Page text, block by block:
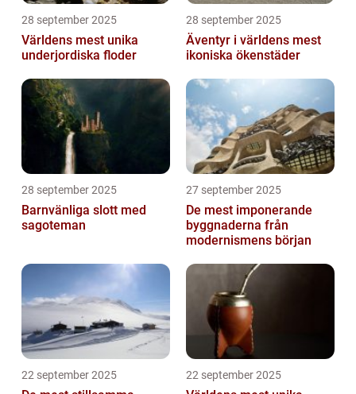
28 september 2025
Världens mest unika
underjordiska floder
28 september 2025
Äventyr i världens mest
ikoniska ökenstäder
28 september 2025
Barnvänliga slott med
sagoteman
27 september 2025
De mest imponerande
byggnaderna från
modernismens början
22 september 2025 22 september 2025